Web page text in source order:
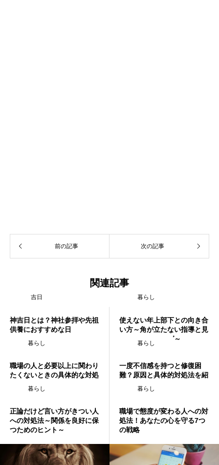
前の記事 次の記事
関連記事
吉日
神吉日とは？神社参拝や先祖
供養におすすめな日
暮らし
使えない年上部下との向き合
い方～角が立たない指導と見
切りのタイミング～
暮らし
職場の人と必要以上に関わり
たくないときの具体的な対処
法と注意点
暮らし
一度不信感を持つと修復困
難？原因と具体的対処法を紹
暮らし
正論だけど言い方がきつい人
への対処法～関係を良好に保
つためのヒント～
暮らし
職場で態度が変わる人への対
処法！あなたの心を守る7つ
の戦略